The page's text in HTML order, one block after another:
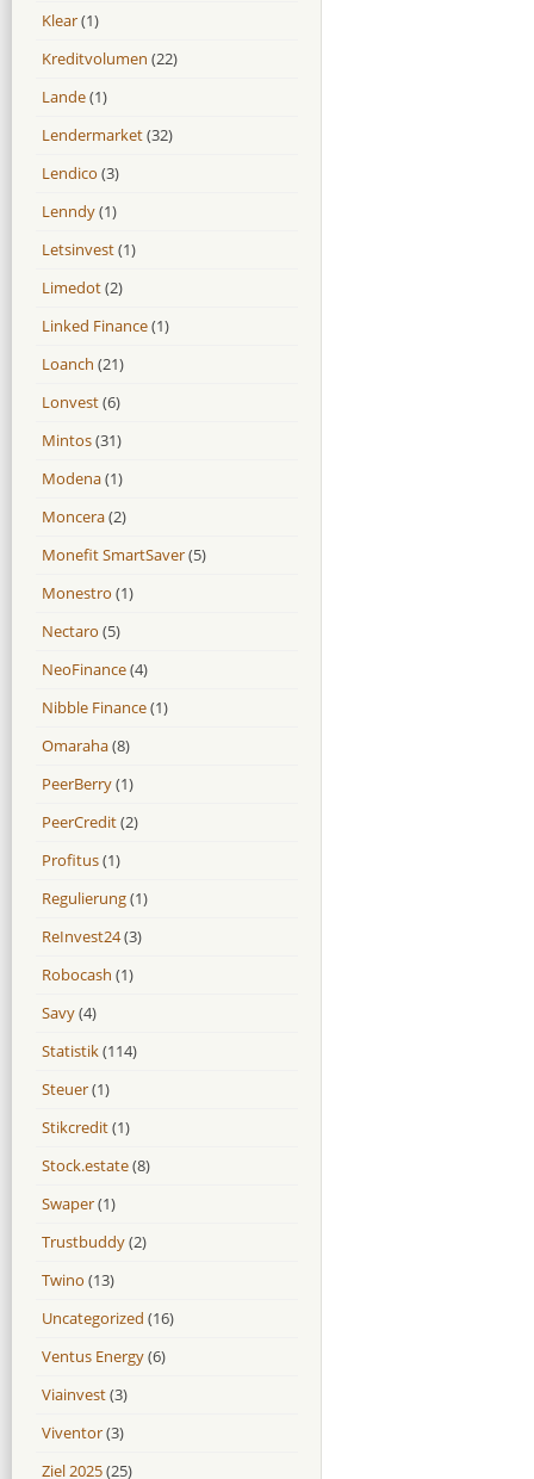
Klear(1)
Kreditvolumen (22)
Lande(1)
Lendermarket(32)
Lendico (3)
Lenndy(1)
Letsinvest(1)
Limedot(2)
Linked Finance(1)
Loanch (21)
Lonvest(6)
Mintos(31)
Modena(1)
Moncera(2)
Monefit SmartSaver(5)
Monestro (1)
Nectaro (5)
NeoFinance(4)
Nibble Finance(1)
Omaraha(8)
PeerBerry(1)
PeerCredit(2)
Profitus(1)
Regulierung(1)
ReInvest24(3)
Robocash (1)
Savy(4)
Statistik(114)
Steuer(1)
Stikcredit(1)
Stock.estate(8)
Swaper(1)
Trustbuddy(2)
Twino (13)
Uncategorized (16)
Ventus Energy(6)
Viainvest(3)
Viventor(3)
Ziel 2025(25)